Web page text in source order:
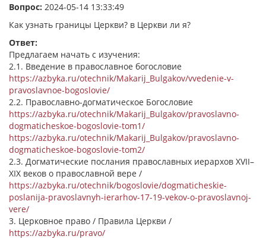
Вопрос: 2024-05-14 13:33:49
Как узнать границы Церкви? в Церкви ли я?
Ответ:
Предлагаем начать с изучения:
2.1. Введение в православное богословие
https://azbyka.ru/otechnik/Makarij_Bulgakov/vvedenie-v-
pravoslavnoe-bogoslovie/
2.2. Православно-догматическое Богословие
https://azbyka.ru/otechnik/Makarij_Bulgakov/pravoslavno-
dogmaticheskoe-bogoslovie-tom1/
https://azbyka.ru/otechnik/Makarij_Bulgakov/pravoslavno-
dogmaticheskoe-bogoslovie-tom2/
2.3. Догматические послания православных иерархов XVII–
XIX веков о православной вере /
https://azbyka.ru/otechnik/bogoslovie/dogmaticheskie-
poslanija-pravoslavnyh-ierarhov-17-19-vekov-o-pravoslavnoj-
vere/
3. Церковное право / Правила Церкви /
https://azbyka.ru/pravo/